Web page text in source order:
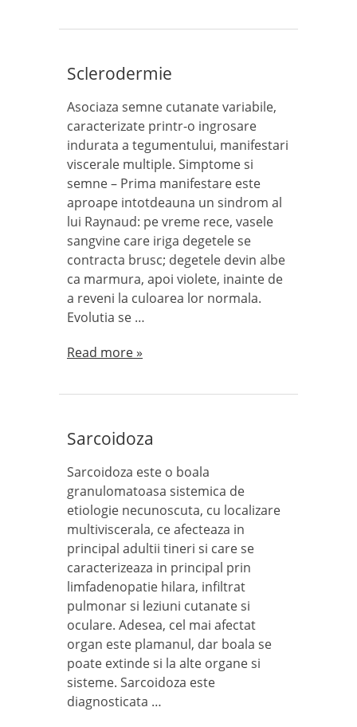
Sclerodermie
Asociaza semne cutanate variabile,
caracterizate printr-o ingrosare
indurata a tegumentului, manifestari
viscerale multiple. Simptome si
semne – Prima manifestare este
aproape intotdeauna un sindrom al
lui Raynaud: pe vreme rece, vasele
sangvine care iriga degetele se
contracta brusc; degetele devin albe
ca marmura, apoi violete, inainte de
a reveni la culoarea lor normala.
Evolutia se …
Read more »
Sarcoidoza
Sarcoidoza este o boala
granulomatoasa sistemica de
etiologie necunoscuta, cu localizare
multiviscerala, ce afecteaza in
principal adultii tineri si care se
caracterizeaza in principal prin
limfadenopatie hilara, infiltrat
pulmonar si leziuni cutanate si
oculare. Adesea, cel mai afectat
organ este plamanul, dar boala se
poate extinde si la alte organe si
sisteme. Sarcoidoza este
diagnosticata …